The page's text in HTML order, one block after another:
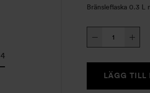
Bränsleflaska 0.3 L
Bränsleflaska
Röd
LÄGG TILL